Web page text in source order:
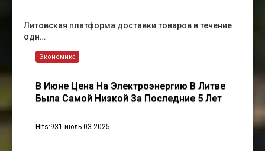
Литовская платформа доставки товаров в течение
одн…
В Июне Цена На Электроэнергию В Литве
Была Самой Низкой За Последние 5 Лет
Hits:931 июль 03 2025
Экономика